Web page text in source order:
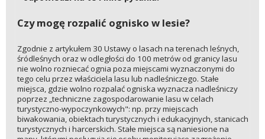
Czy mogę rozpalić ognisko w lesie?
Zgodnie z artykułem 30 Ustawy o lasach na terenach leśnych,
śródleśnych oraz w odległości do 100 metrów od granicy lasu
nie wolno rozniecać ognia poza miejscami wyznaczonymi do
tego celu przez właściciela lasu lub nadleśniczego. Stałe
miejsca, gdzie wolno rozpalać ogniska wyznacza nadleśniczy
poprzez „techniczne zagospodarowanie lasu w celach
turystyczno-wypoczynkowych": np. przy miejscach
biwakowania, obiektach turystycznych i edukacyjnych, stanicach
turystycznych i harcerskich. Stałe miejsca są naniesione na